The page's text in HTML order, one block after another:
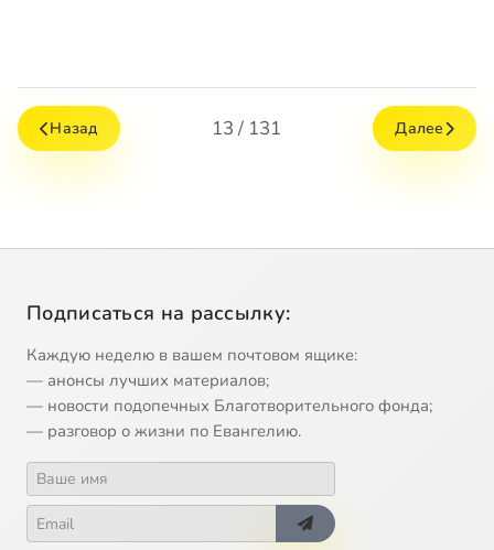
Назад 13 / 131 Далее
Подписаться на рассылку:
Каждую неделю в вашем почтовом ящике:
— анонсы лучших материалов;
— новости подопечных Благотворительного фонда;
— разговор о жизни по Евангелию.